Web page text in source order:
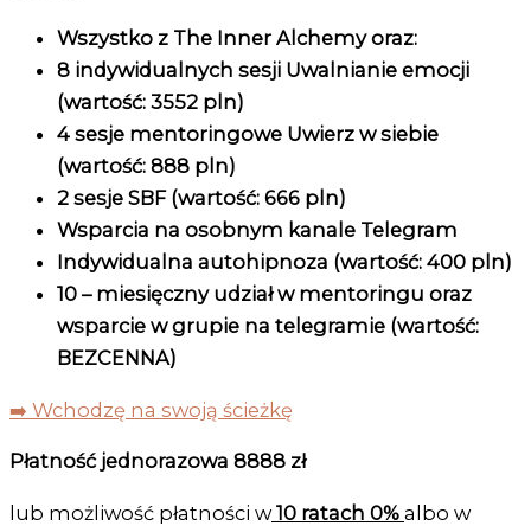
Wszystko z The Inner Alchemy oraz:
8 indywidualnych sesji Uwalnianie emocji
(wartość: 3552 pln)
4 sesje mentoringowe Uwierz w siebie
(wartość: 888 pln)
2 sesje SBF (wartość: 666 pln)
Wsparcia na osobnym kanale Telegram
Indywidualna autohipnoza (wartość: 400 pln)
10 – miesięczny udział w mentoringu oraz
wsparcie w grupie na telegramie (wartość:
BEZCENNA)
➡️ Wchodzę na swoją ścieżkę
Płatność jednorazowa 8888 zł
lub możliwość płatności w 10 ratach 0% albo w